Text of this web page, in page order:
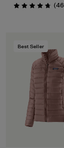
Valoración: 4.8 / 5
(46
Best Seller